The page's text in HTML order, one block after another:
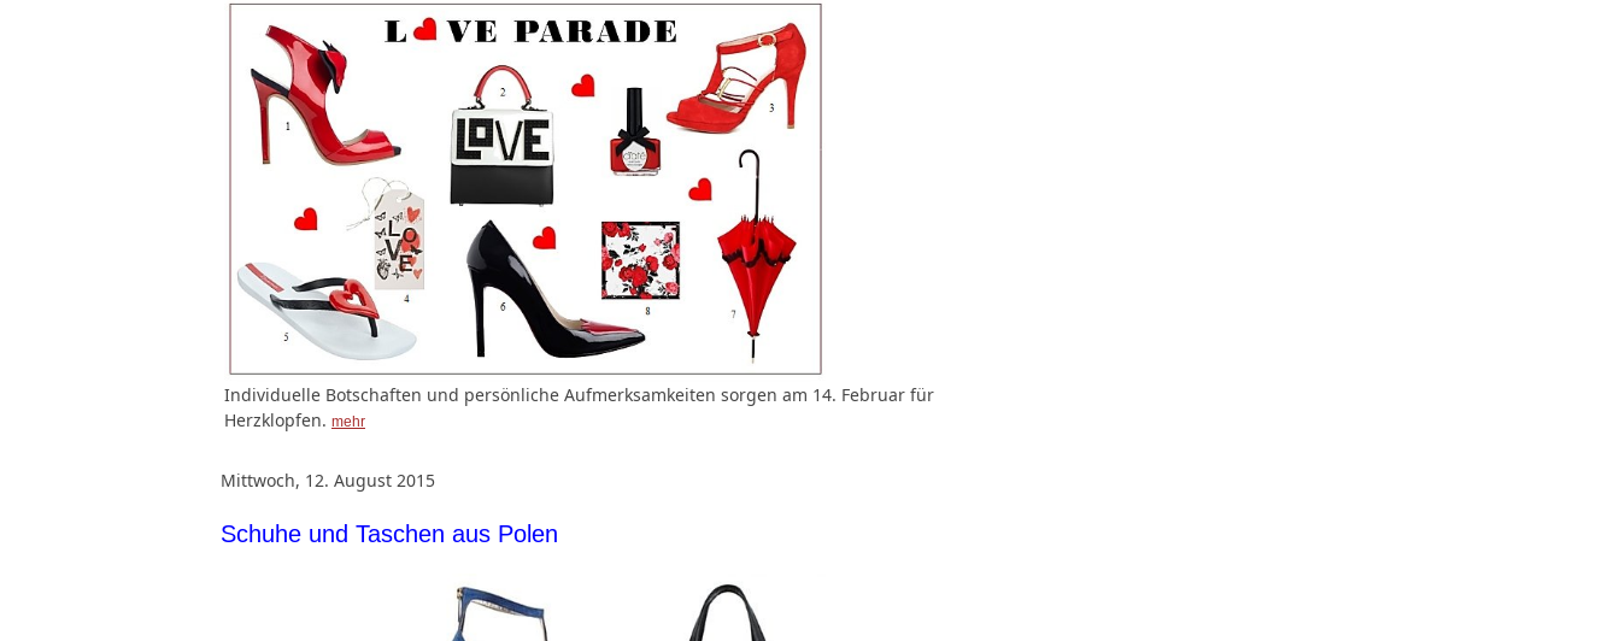
Individuelle Botschaften und persönliche Aufmerksamkeiten sorgen am 14. Februar für
Herzklopfen. mehr
Mittwoch, 12. August 2015
Schuhe und Taschen aus Polen